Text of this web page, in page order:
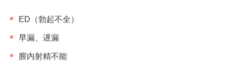
ED（勃起不全）
早漏、遅漏
膣内射精不能